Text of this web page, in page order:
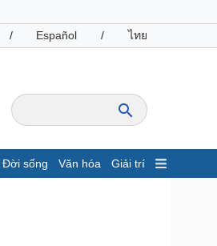
/ Español / ไทย
Đời sống Văn hóa Giải trí